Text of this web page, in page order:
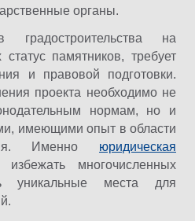
органы.
градостроительства на
памятников, требует
и правовой подготовки.
проекта необходимо не
нормам, но и
имеющими опыт в области
Именно юридическая
избежать многочисленных
уникальные места для